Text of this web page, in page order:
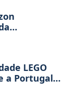
LEGO
a Portugal –